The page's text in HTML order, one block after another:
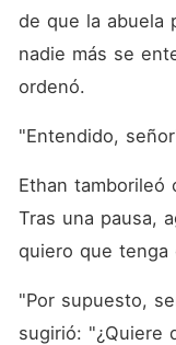
de que la abuela
nadie más se
ordenó.
"Entendido,
Ethan tamborileó
Tras una pausa,
quiero que tenga
"Por supuesto,
sugirió: "¿Quiere